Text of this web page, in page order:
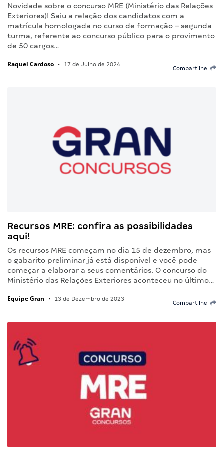
Novidade sobre o concurso MRE (Ministério das Relações
Exteriores)! Saiu a relação dos candidatos com a
matrícula homologada no curso de formação – segunda
turma, referente ao concurso público para o provimento
de 50 cargos…
Raquel Cardoso • 17 de Julho de 2024
Compartilhe
Recursos MRE: confira as possibilidades
aqui!
Os recursos MRE começam no dia 15 de dezembro, mas
o gabarito preliminar já está disponível e você pode
começar a elaborar a seus comentários. O concurso do
Ministério das Relações Exteriores aconteceu no último…
Equipe Gran • 13 de Dezembro de 2023
Compartilhe